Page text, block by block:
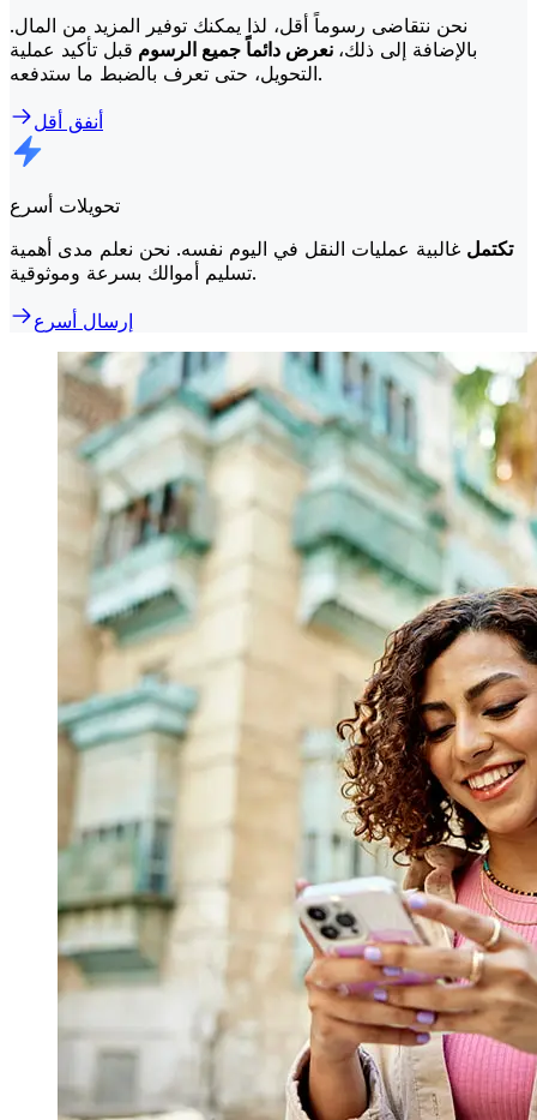
نحن نتقاضى رسوماً أقل، لذا يمكنك توفير المزيد من المال.
بالإضافة إلى ذلك، نعرض دائماً جميع الرسوم قبل تأكيد عملية
التحويل، حتى تعرف بالضبط ما ستدفعه.
أنفق أقل
تحويلات أسرع
تكتمل غالبية عمليات النقل في اليوم نفسه. نحن نعلم مدى أهمية
تسليم أموالك بسرعة وموثوقية.
إرسال أسرع